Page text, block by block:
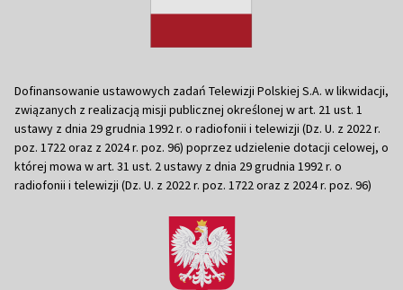
Dofinansowanie ustawowych zadań Telewizji Polskiej S.A. w likwidacji,
związanych z realizacją misji publicznej określonej w art. 21 ust. 1
ustawy z dnia 29 grudnia 1992 r. o radiofonii i telewizji (Dz. U. z 2022 r.
poz. 1722 oraz z 2024 r. poz. 96) poprzez udzielenie dotacji celowej, o
której mowa w art. 31 ust. 2 ustawy z dnia 29 grudnia 1992 r. o
radiofonii i telewizji (Dz. U. z 2022 r. poz. 1722 oraz z 2024 r. poz. 96)